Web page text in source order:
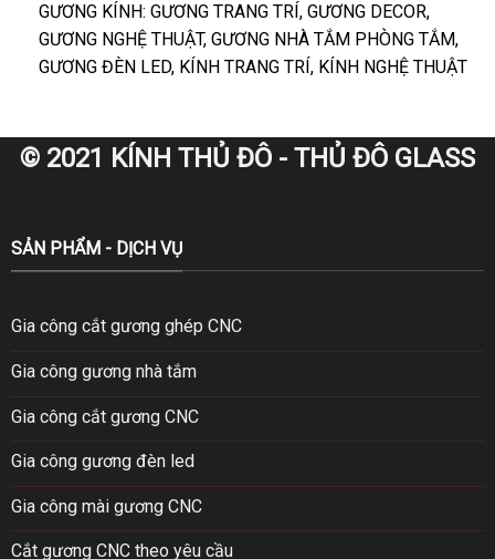
GƯƠNG KÍNH: GƯƠNG TRANG TRÍ, GƯƠNG DECOR,
GƯƠNG NGHỆ THUẬT, GƯƠNG NHÀ TẮM PHÒNG TẮM,
GƯƠNG ĐÈN LED, KÍNH TRANG TRÍ, KÍNH NGHỆ THUẬT
© 2021 KÍNH THỦ ĐÔ - THỦ ĐÔ GLASS
SẢN PHẨM - DỊCH VỤ
Gia công cắt gương ghép CNC
Gia công gương nhà tắm
Gia công cắt gương CNC
Gia công gương đèn led
Gia công mài gương CNC
Cắt gương CNC theo yêu cầu